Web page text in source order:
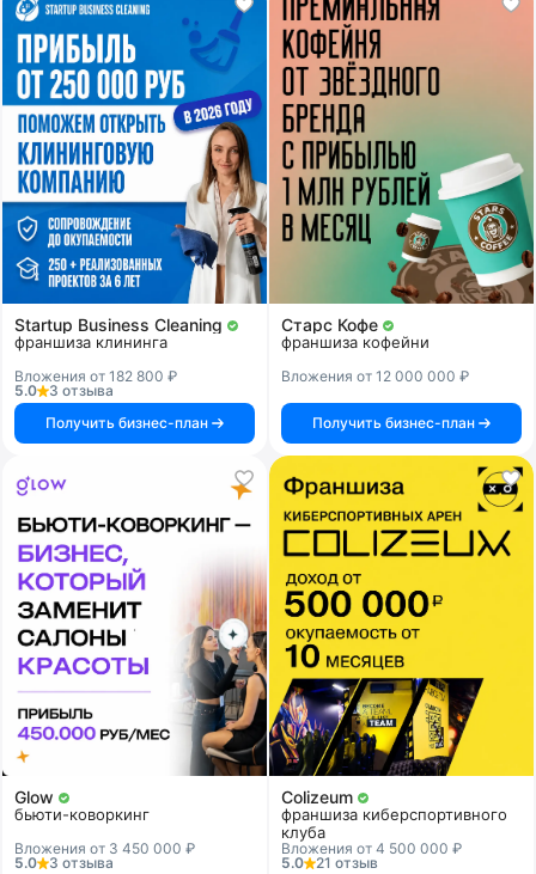
Startup Business Cleaning
франшиза клининга
Вложения от 182 800 ₽
5.0
3 отзыва
Получить бизнес-план
Старс Кофе
франшиза кофейни
Вложения от 12 000 000 ₽
Получить бизнес-план
Glow
бьюти-коворкинг
Вложения от 3 450 000 ₽
5.0
3 отзыва
Colizeum
франшиза киберспортивного
клуба
Вложения от 4 500 000 ₽
5.0
21 отзыв